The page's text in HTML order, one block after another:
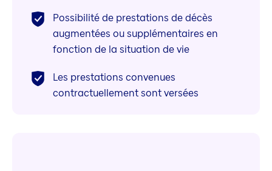
Possibilité de prestations de décès
augmentées ou supplémentaires en
fonction de la situation de vie
Les prestations convenues
contractuellement sont versées